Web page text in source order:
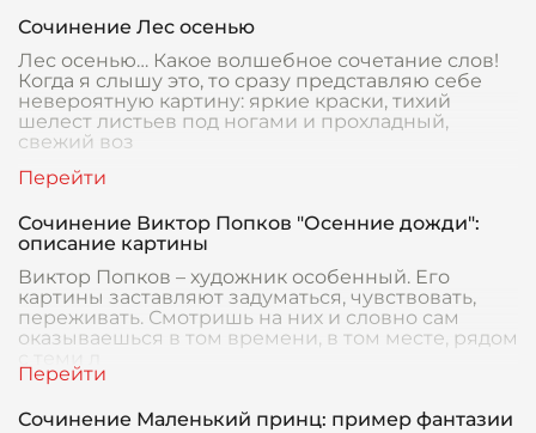
Сочинение Лес осенью
Лес осенью… Какое волшебное сочетание слов!
Когда я слышу это, то сразу представляю себе
невероятную картину: яркие краски, тихий
шелест листьев под ногами и прохладный,
свежий воз
Сочинение Виктор Попков "Осенние дожди":
описание картины
Виктор Попков – художник особенный. Его
картины заставляют задуматься, чувствовать,
переживать. Смотришь на них и словно сам
оказываешься в том времени, в том месте, рядом
Сочинение Маленький принц: пример фантазии